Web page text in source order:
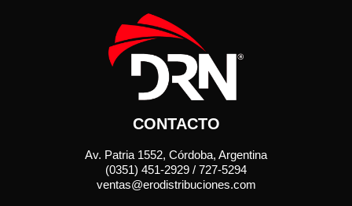
CONTACTO
Av. Patria 1552, Córdoba, Argentina
(0351) 451-2929 / 727-5294
ventas@erodistribuciones.com